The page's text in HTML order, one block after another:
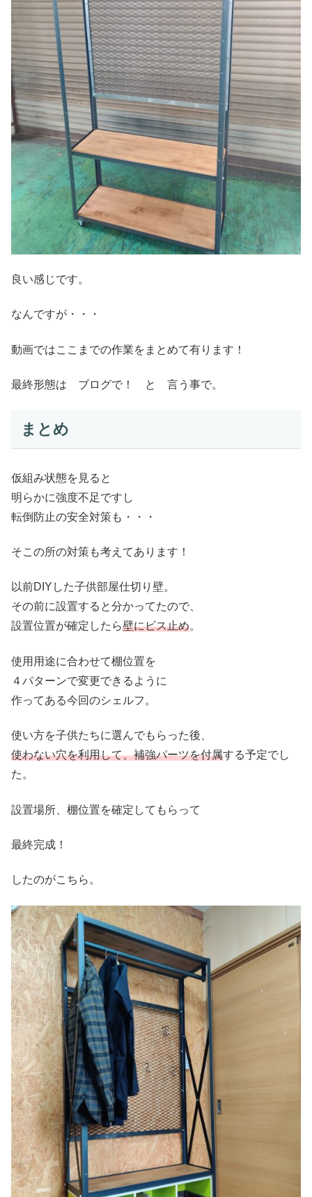
良い感じです。
なんですが・・・
動画ではここまでの作業をまとめて有ります！
最終形態は ブログで！ と 言う事で。
まとめ
仮組み状態を見ると
明らかに強度不足ですし
転倒防止の安全対策も・・・
そこの所の対策も考えてあります！
以前DIYした子供部屋仕切り壁。
その前に設置すると分かってたので、
設置位置が確定したら壁にビス止め。
使用用途に合わせて棚位置を
４パターンで変更できるように
作ってある今回のシェルフ。
使い方を子供たちに選んでもらった後、
使わない穴を利用して、補強パーツを付属する予定でし
た。
設置場所、棚位置を確定してもらって
最終完成！
したのがこちら。